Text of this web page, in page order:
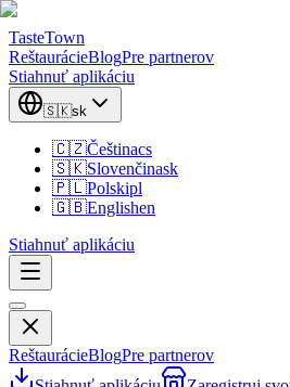
TasteTown
ReštaurácieBlogPre partnerov
Stiahnuť aplikáciu
🇸🇰sk
🇨🇿Češtinacs
🇸🇰Slovenčinask
🇵🇱Polskipl
🇬🇧Englishen
Stiahnuť aplikáciu
ReštaurácieBlogPre partnerov